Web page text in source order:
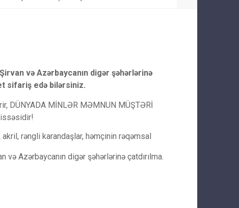
və Azərbaycanın digər şəhərlərinə
sifariş edə bilərsiniz.
DÜNYADA MİNLƏR MƏMNUN MÜŞTƏRİ
rəngli karandaşlar, həmçinin rəqəmsal
və Azərbaycanın digər şəhərlərinə çatdırılma.